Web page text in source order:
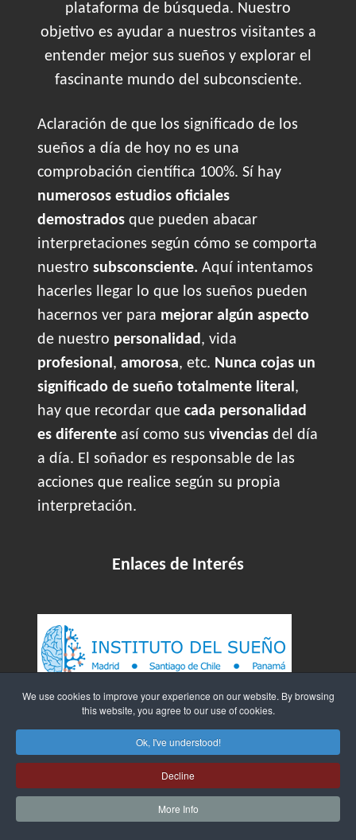
We use cookies to improve your experience on our website. By browsing
this website, you agree to our use of cookies.
Ok, I've understood!
Decline
More Info
plataforma de búsqueda. Nuestro
objetivo es ayudar a nuestros visitantes a
entender mejor sus sueños y explorar el
fascinante mundo del subconsciente.
Aclaración de que los significado de los
sueños a día de hoy no es una
comprobación científica 100%. Sí hay
numerosos estudios oficiales
demostrados que pueden abacar
interpretaciones según cómo se comporta
nuestro subsconsciente. Aquí intentamos
hacerles llegar lo que los sueños pueden
hacernos ver para mejorar algún aspecto
de nuestro personalidad, vida
profesional, amorosa, etc. Nunca cojas un
significado de sueño totalmente literal,
hay que recordar que cada personalidad
es diferente así como sus vivencias del día
a día. El soñador es responsable de las
acciones que realice según su propia
interpretación.
Enlaces de Interés